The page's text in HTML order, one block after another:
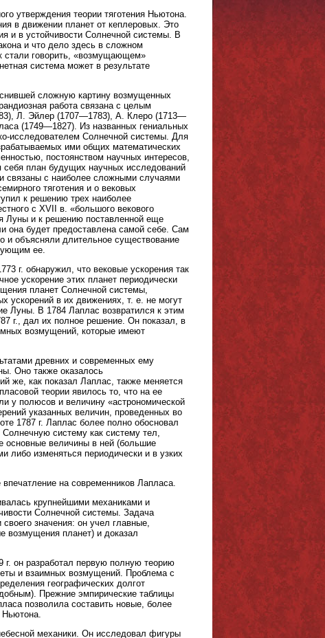
утверждения теории тяготения Ньютона.
в движении планет от кеплеровых. Это
и в устойчивости Солнечной системы. В
и что дело здесь в сложном
стали говорить, «возмущающем»
система может в результате
сложную картину возмущенных
работа связана с целым
Л. Эйлер (1707—1783), А. Клеро (1713—
(1749—1827). Из названных гениальных
исследователем Солнечной системы. Для
ими общих математических
постоянством научных интересов,
план будущих научных исследований
связаны с наиболее сложными случаями
тяготения и о вековых
к решению трех наиболее
с XVII в. «большого векового
Луны и к решению поставленной еще
будет предоставлена самой себе. Сам
и объясняли длительное существование
ее.
г. обнаружил, что вековые ускорения так
ускорение этих планет периодически
планет Солнечной системы,
ускорений в их движениях, т. е. не могут
Луны. В 1784 Лаплас возвратился к этим
г., дал их полное решение. Он показал, в
возмущений, которые имеют
древних и современных ему
Оно также оказалось
же, как показал Лаплас, также меняется
теории явилось то, что на ее
у полюсов и величину «астрономической
указанных величин, проведенных во
1787 г. Лаплас более полно обосновал
систему как систему тел,
основные величины в ней (большие
либо изменяться периодически и в узких
на современников Лапласа.
крупнейшими механиками и
Солнечной системы. Задача
значения: он учел главные,
возмущения планет) и доказал
г. он разработал первую полную теорию
и взаимных возмущений. Проблема с
географических долгот
Прежние эмпирические таблицы
позволила составить новые, более
механики. Он исследовал фигуры